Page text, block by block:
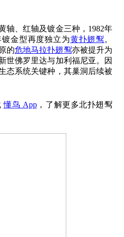
轴、红轴及镀金三种，1982年
镀金型再度独立为黄扑翅䴕。
的危地马拉扑翅䴕亦被提升为
世佛罗里达与加利福尼亚。因
态系统关键种，其巢洞后续被
懂鸟 App，了解更多北扑翅䴕